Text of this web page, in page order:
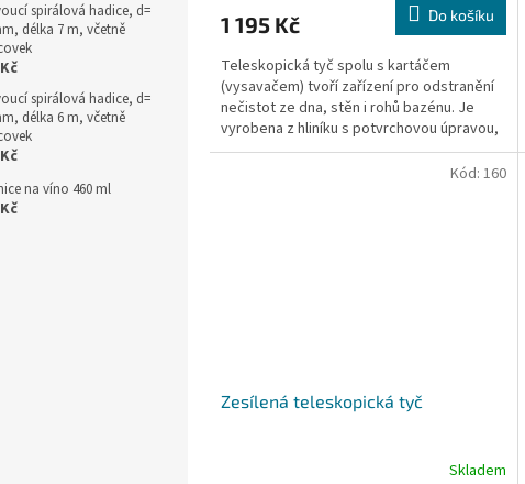
spirálová hadice, d=
délka 7 m, včetně
spirálová hadice, d=
délka 6 m, včetně
na víno 460 ml
1 195 Kč Do košíku
Teleskopická tyč spolu s kartáčem
(vysavačem) tvoří zařízení pro odstranění
nečistot ze dna, stěn i rohů bazénu. Je
vyrobena z hliníku s potvrchovou úpravou,
rukojeť má...
Zesílená teleskopická tyč
Skladem
Kód: 160